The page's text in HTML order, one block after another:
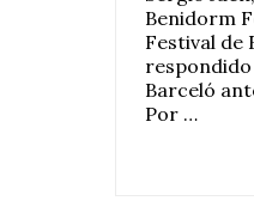
Benidorm
Festival de
respondido
Barceló
Por …